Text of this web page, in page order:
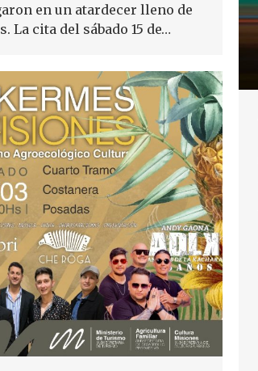
en un atardecer lleno de
La cita del sábado 15 de…